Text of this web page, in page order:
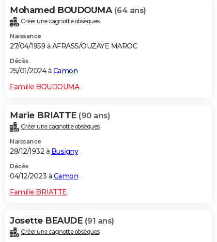
Mohamed BOUDOUMA (64 ans)
Créer une cagnotte obsèques
Naissance
27/04/1959 à AFRASS/OUZAYE MAROC
Décès
25/01/2024 à Camon
Famille BOUDOUMA
Marie BRIATTE (90 ans)
Créer une cagnotte obsèques
Naissance
28/12/1932 à Busigny
Décès
04/12/2023 à Camon
Famille BRIATTE
Josette BEAUDE (91 ans)
Créer une cagnotte obsèques